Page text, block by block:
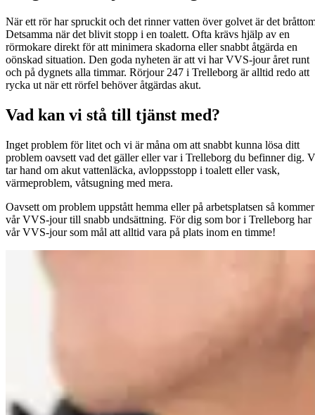
När ett rör har spruckit och det rinner vatten över golvet är det
Detsamma när det blivit stopp i en toalett. Ofta krävs hjälp av en
rörmokare direkt för att minimera skadorna eller snabbt åtgärda en
oönskad situation. Den goda nyheten är att vi har VVS-jour året runt
och på dygnets alla timmar. Rörjour 247 i Trelleborg är alltid redo att
rycka ut när ett rörfel behöver åtgärdas akut.
Vad kan vi stå till tjänst med?
Inget problem för litet och vi är måna om att snabbt kunna lösa ditt
problem oavsett vad det gäller eller var i Trelleborg du befinner dig.
tar hand om akut vattenläcka, avloppsstopp i toalett eller vask,
värmeproblem, våtsugning med mera.
Oavsett om problem uppstått hemma eller på arbetsplatsen så kommer
vår VVS-jour till snabb undsättning. För dig som bor i Trelleborg har
vår VVS-jour som mål att alltid vara på plats inom en timme!